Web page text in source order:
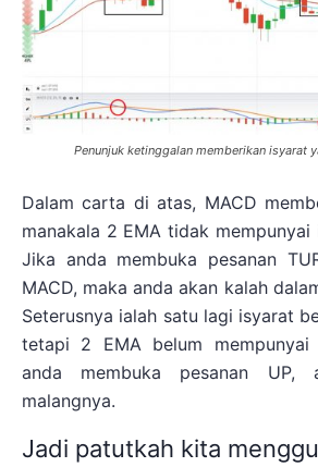
Penunjuk ketinggalan memberikan isyarat
Dalam carta di atas, MACD
manakala 2 EMA tidak mempunyai
Jika anda membuka pesanan
MACD, maka anda akan kalah
Seterusnya ialah satu lagi isyarat
tetapi 2 EMA belum
anda membuka pesanan UP,
malangnya.
Jadi patutkah kita